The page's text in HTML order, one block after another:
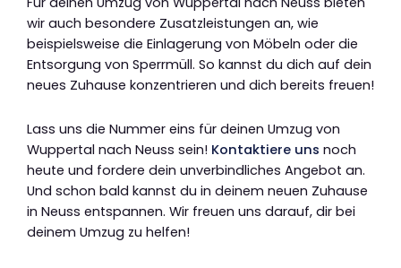
wir auch besondere Zusatzleistungen an, wie
beispielsweise die Einlagerung von Möbeln oder die
Entsorgung von Sperrmüll. So kannst du dich auf dein
neues Zuhause konzentrieren und dich bereits freuen!
Lass uns die Nummer eins für deinen Umzug von
Wuppertal nach Neuss sein! Kontaktiere uns noch
heute und fordere dein unverbindliches Angebot an.
Und schon bald kannst du in deinem neuen Zuhause
in Neuss entspannen. Wir freuen uns darauf, dir bei
deinem Umzug zu helfen!